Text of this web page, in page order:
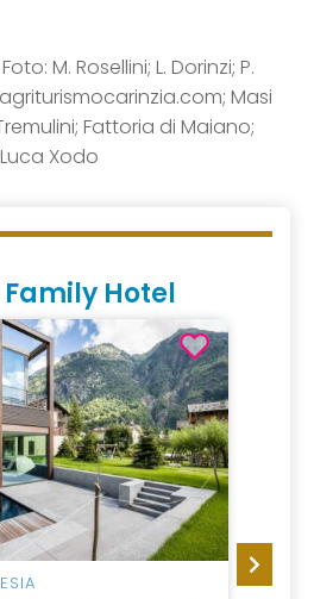
M. Rosellini; L. Dorinzi; P.
Masi
Fattoria di Maiano;
Xodo
Family Hotel